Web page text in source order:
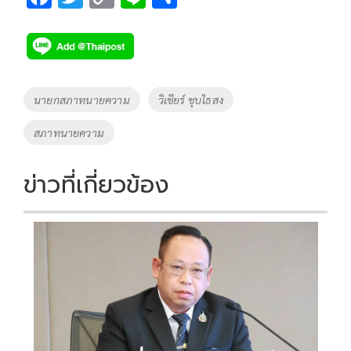
e
b
o
k
tt
er
p
y
Li
Tags
นายกสภาทนายความ วิเชียร์ ชุบไธสง
สภาทนายความ
ข่าวที่เกี่ยวข้อง